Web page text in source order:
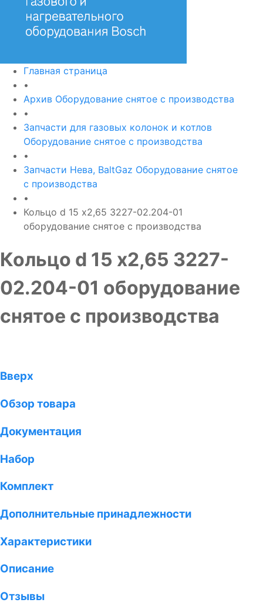
Главная страница
•
Архив Оборудование снятое с производства
•
Запчасти для газовых колонок и котлов
Оборудование снятое с производства
•
Запчасти Нева, BaltGaz Оборудование снятое
с производства
•
Кольцо d 15 х2,65 3227-02.204-01
оборудование снятое с производства
Кольцо d 15 х2,65 3227-
02.204-01 оборудование
снятое с производства
Вверх
Обзор товара
Документация
Набор
Комплект
Дополнительные принадлежности
Характеристики
Описание
Отзывы